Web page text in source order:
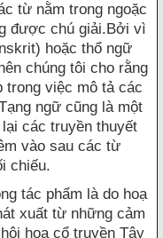
từ nằm trong ngoặc
được chú giải.Bởi vì
hoặc thổ ngữ
chúng tôi cho rằng
trong việc mô tả các
ngữ cũng là một
các truyền thuyết
vào sau các từ
chiếu.
tác phẩm là do hoạ
xuất từ những cảm
hoạ cổ truyền Tây